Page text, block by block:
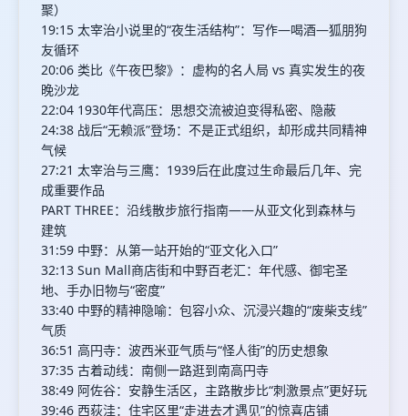
聚）
19:15 太宰治小说里的“夜生活结构”：写作—喝酒—狐朋狗
友循环
20:06 类比《午夜巴黎》：虚构的名人局 vs 真实发生的夜
晚沙龙
22:04 1930年代高压：思想交流被迫变得私密、隐蔽
24:38 战后“无赖派”登场：不是正式组织，却形成共同精神
气候
27:21 太宰治与三鹰：1939后在此度过生命最后几年、完
成重要作品
PART THREE：沿线散步旅行指南——从亚文化到森林与
建筑
31:59 中野：从第一站开始的“亚文化入口”
32:13 Sun Mall商店街和中野百老汇：年代感、御宅圣
地、手办旧物与“密度”
33:40 中野的精神隐喻：包容小众、沉浸兴趣的“废柴支线”
气质
36:51 高円寺：波西米亚气质与“怪人街”的历史想象
37:35 古着动线：南侧一路逛到南高円寺
38:49 阿佐谷：安静生活区，主路散步比“刺激景点”更好玩
39:46 西荻洼：住宅区里“走进去才遇见”的惊喜店铺